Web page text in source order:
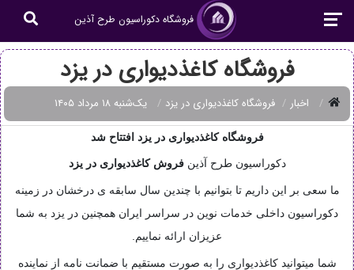
فروشگاه دکوراسیون طرح آذین
فروشگاه کاغذدیواری در یزد
اخبار فروشگاه کاغذدیواری در یزد یک‌شنبه ۱۸ مرداد ۱۴۰۵
فروشگاه کاغذدیواری در یزد افتتاح شد
دکوراسیون طرح آذینفروش کاغذدیواری در یزد
ما سعی بر این داریم تا بتوانیم با چندین سال سابقه ی درخشان در زمینه
دکوراسیون داخلی خدمات نوین در سراسر ایران همچنین در یزد به شما
عزیزان ارائه نماییم.
شما میتوانید کاغذدیواری را به صورت مستقیم با ضمانت نامه از نماینده